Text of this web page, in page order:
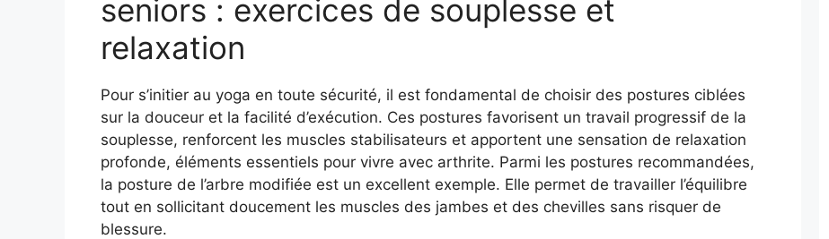
seniors : exercices de souplesse et
relaxation
Pour s’initier au yoga en toute sécurité, il est fondamental de choisir des postures ciblées
sur la douceur et la facilité d’exécution. Ces postures favorisent un travail progressif de la
souplesse, renforcent les muscles stabilisateurs et apportent une sensation de relaxation
profonde, éléments essentiels pour vivre avec arthrite. Parmi les postures recommandées,
la posture de l’arbre modifiée est un excellent exemple. Elle permet de travailler l’équilibre
tout en sollicitant doucement les muscles des jambes et des chevilles sans risquer de
blessure.